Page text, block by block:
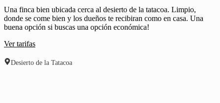
Una finca bien ubicada cerca al desierto de la tatacoa. Limpio,
donde se come bien y los dueños te recibiran como en casa. Una
buena opción si buscas una opción económica!
Ver tarifas
Desierto de la Tatacoa